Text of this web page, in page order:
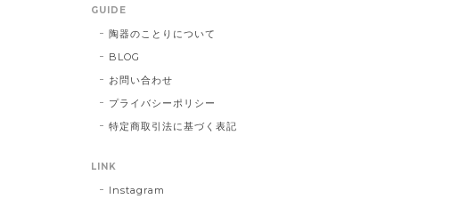
GUIDE
陶器のことりについて
BLOG
お問い合わせ
プライバシーポリシー
特定商取引法に基づく表記
LINK
Instagram